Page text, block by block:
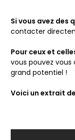
Si vous avez des
contacter
Pour ceux et
vous pouvez
grand potentiel !
Voici un extrait